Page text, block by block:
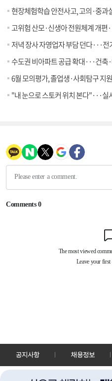
현장체험학습 안전사고, 고의·중과
고위험 산모·신생아 전원체계 개편
저녁 장사 자영업자 부담 던다···
수도권 비아파트 공급 확대···건축
6월 모의평가, 졸업생·사회탐구 지
"내 눈으로 스토커 위치 본다"···실
공지사항 채용정보